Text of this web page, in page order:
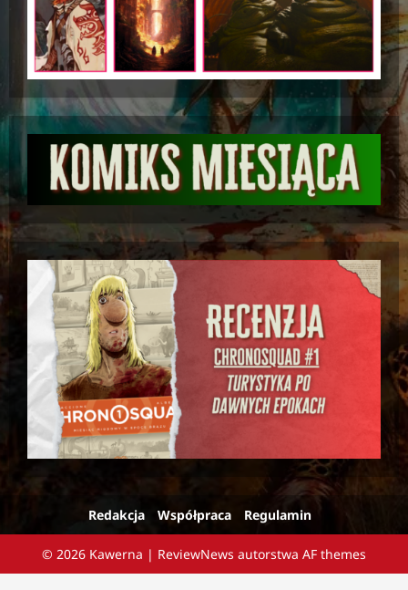
Redakcja Współpraca Regulamin
© 2026 Kawerna | ReviewNews autorstwa AF themes